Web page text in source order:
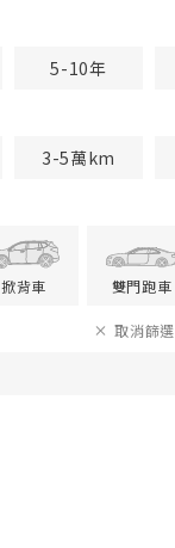
5-10年
3-5萬km
掀背車 雙門跑車
取消篩選